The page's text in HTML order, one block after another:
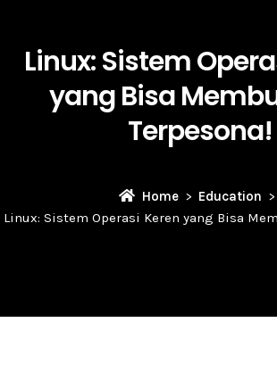
Linux: Sistem
yang Bisa
Terpesona!
Home
Education
Linux: Sistem Operasi Keren yang Bisa